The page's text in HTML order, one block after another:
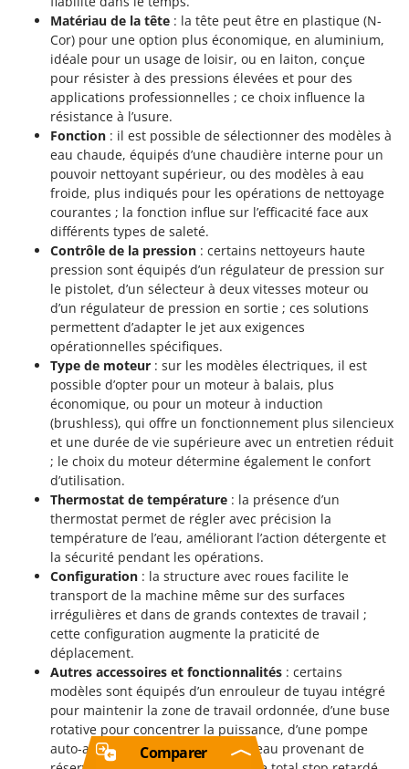
Matériau de la tête : la tête peut être en plastique (N-
Cor) pour une option plus économique, en aluminium,
idéale pour un usage de loisir, ou en laiton, conçue
pour résister à des pressions élevées et pour des
applications professionnelles ; ce choix influence la
résistance à l’usure.
Fonction : il est possible de sélectionner des modèles à
eau chaude, équipés d’une chaudière interne pour un
pouvoir nettoyant supérieur, ou des modèles à eau
froide, plus indiqués pour les opérations de nettoyage
courantes ; la fonction influe sur l’efficacité face aux
différents types de saleté.
Contrôle de la pression : certains nettoyeurs haute
pression sont équipés d’un régulateur de pression sur
le pistolet, d’un sélecteur à deux vitesses moteur ou
d’un régulateur de pression en sortie ; ces solutions
permettent d’adapter le jet aux exigences
opérationnelles spécifiques.
Type de moteur : sur les modèles électriques, il est
possible d’opter pour un moteur à balais, plus
économique, ou pour un moteur à induction
(brushless), qui offre un fonctionnement plus silencieux
et une durée de vie supérieure avec un entretien réduit
; le choix du moteur détermine également le confort
d’utilisation.
Thermostat de température : la présence d’un
thermostat permet de régler avec précision la
température de l’eau, améliorant l’action détergente et
la sécurité pendant les opérations.
Configuration : la structure avec roues facilite le
transport de la machine même sur des surfaces
irrégulières et dans de grands contextes de travail ;
cette configuration augmente la praticité de
déplacement.
Autres accessoires et fonctionnalités : certains
modèles sont équipés d’un enrouleur de tuyau intégré
pour maintenir la zone de travail ordonnée, d’une buse
rotative pour concentrer la puissance, d’une pompe
auto-amorçante pour utiliser de l’eau provenant de
Comparer